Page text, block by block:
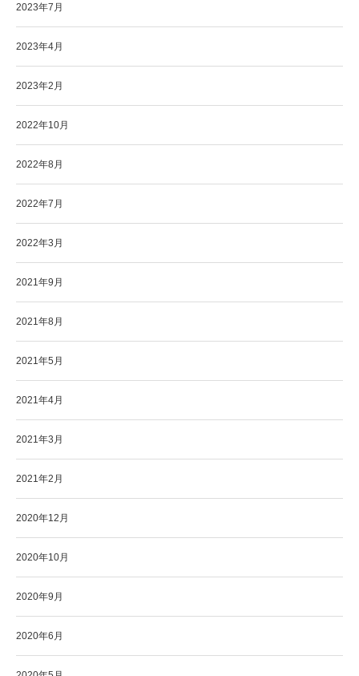
2023年7月
2023年4月
2023年2月
2022年10月
2022年8月
2022年7月
2022年3月
2021年9月
2021年8月
2021年5月
2021年4月
2021年3月
2021年2月
2020年12月
2020年10月
2020年9月
2020年6月